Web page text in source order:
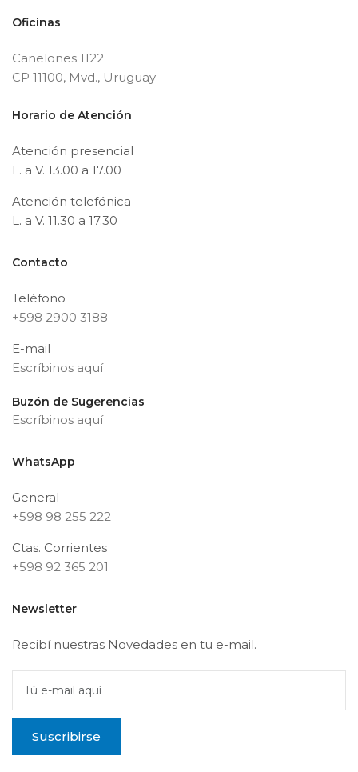
Oficinas
Canelones 1122
CP 11100, Mvd., Uruguay
Horario de Atención
Atención presencial
L. a V. 13.00 a 17.00
Atención telefónica
L. a V. 11.30 a 17.30
Contacto
Teléfono
+598 2900 3188
E-mail
Escríbinos aquí
Buzón de Sugerencias
Escríbinos aquí
WhatsApp
General
+598 98 255 222
Ctas. Corrientes
+598 92 365 201
Newsletter
Recibí nuestras Novedades en tu e-mail.
Tú e-mail aquí
Suscribirse